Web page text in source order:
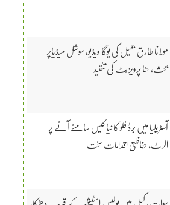
مولانا طارق جمیل کی یوگا ویڈیو، سوشل میڈیاپر
بحث، حنا پرویز بٹ کی تنقید
آسٹریلیا میں برڈ فلو کا نیا کیس سامنے آنے پر
الرٹ، حفاظتی اقدامات سخت